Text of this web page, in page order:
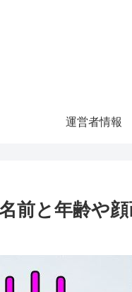
運営者情報
前と年齢や